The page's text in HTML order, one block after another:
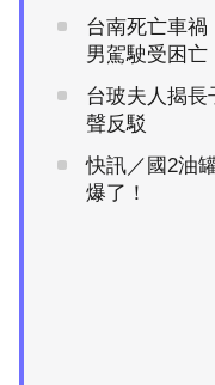
台南死亡車禍
男駕駛受困亡
台玻夫人揭長
聲反駁
快訊／國2油
爆了！